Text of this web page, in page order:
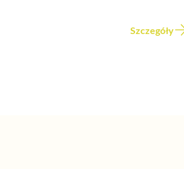
Szczegóły